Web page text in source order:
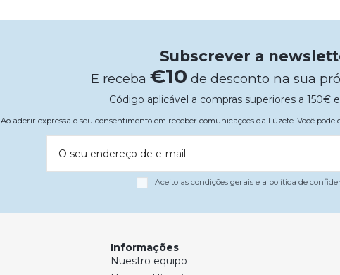
Subscrever a
E receba €10 de desconto na sua
Código aplicável a compras superiores a 150€
Ao aderir expressa o seu consentimento em receber comunicações da Lúzete. Você
O seu endereço de e-mail
Aceito as condições gerais e a política de
Informações
Nuestro equipo